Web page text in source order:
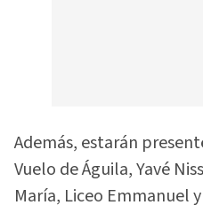
Además, estarán
Vuelo de Águila, Yavé
María, Liceo Emmanuel